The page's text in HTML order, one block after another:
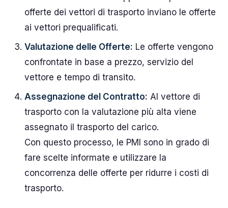
offerte dei vettori di trasporto inviano le offerte
ai vettori prequalificati.
Valutazione delle Offerte: Le offerte vengono
confrontate in base a prezzo, servizio del
vettore e tempo di transito.
Assegnazione del Contratto: Al vettore di
trasporto con la valutazione più alta viene
assegnato il trasporto del carico.
Con questo processo, le PMI sono in grado di
fare scelte informate e utilizzare la
concorrenza delle offerte per ridurre i costi di
trasporto.